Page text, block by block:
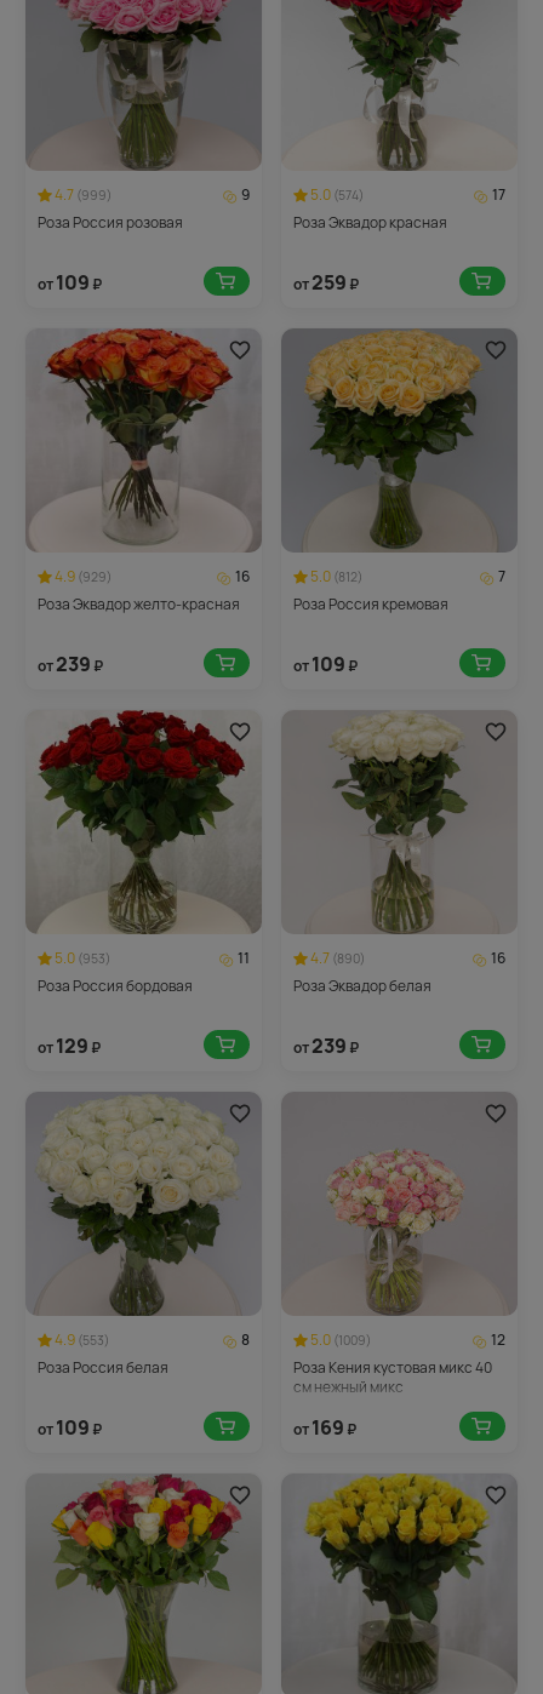
4.7 (999)
9
Роза Россия розовая
от109 ₽
5.0 (574)
17
Роза Эквадор красная
от259 ₽
4.9 (929)
16
Роза Эквадор желто-красная
от239 ₽
5.0 (812)
7
Роза Россия кремовая
от109 ₽
5.0 (953)
11
Роза Россия бордовая
от129 ₽
4.7 (890)
16
Роза Эквадор белая
от239 ₽
4.9 (553)
8
Роза Россия белая
от109 ₽
5.0 (1009)
12
Роза Кения кустовая микс 40
см нежный микс
от169 ₽